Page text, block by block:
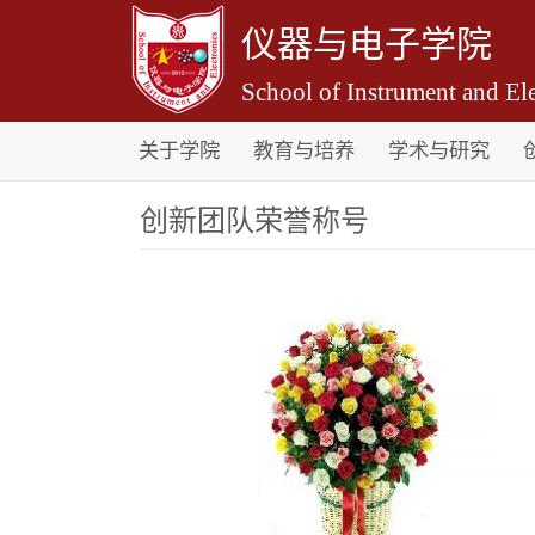
仪器与电子学院
School of Instrument and
关于学院 教育与培养 学术与研究
创新团队荣誉称号